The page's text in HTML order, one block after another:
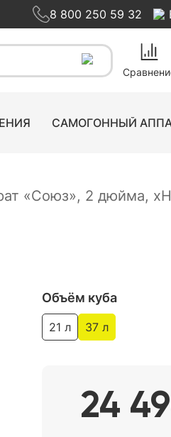
8 800 250 59 32
САМОГОННЫЙ
«Союз», 2 дюйма,
₽35 990₽
Объём куба
21 л 37 л
24